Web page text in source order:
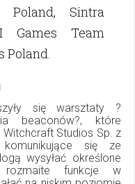
Poland, Sintra
Games Team
Poland.
się warsztaty ?
beaconów?, które
Studios Sp. z
się ze
wysyłać określone
rozmaite funkcje w